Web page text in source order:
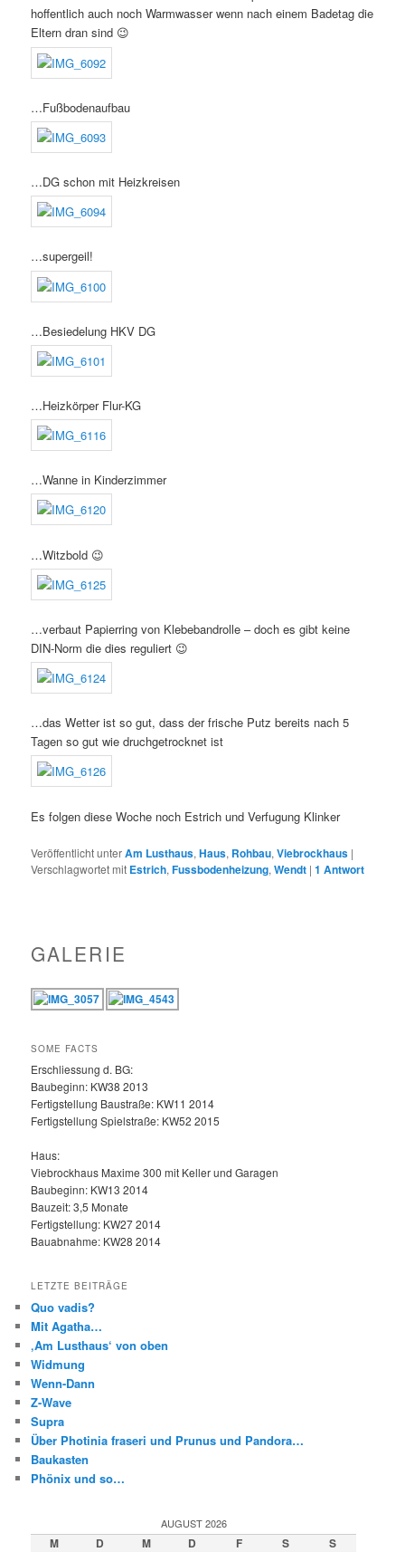
hoffentlich auch noch Warmwasser wenn nach einem Badetag die
Eltern dran sind 😉
…Fußbodenaufbau
…DG schon mit Heizkreisen
…supergeil!
…Besiedelung HKV DG
…Heizkörper Flur-KG
…Wanne in Kinderzimmer
…Witzbold 😉
…verbaut Papierring von Klebebandrolle – doch es gibt keine
DIN-Norm die dies reguliert 😉
…das Wetter ist so gut, dass der frische Putz bereits nach 5
Tagen so gut wie druchgetrocknet ist
Es folgen diese Woche noch Estrich und Verfugung Klinker
Veröffentlicht unterAm Lusthaus,Haus, Rohbau,Viebrockhaus |
Verschlagwortet mit Estrich,Fussbodenheizung,Wendt |1 Antwort
GALERIE
SOME FACTS
Erschliessung d. BG:
Baubeginn: KW38 2013
Fertigstellung Baustraße: KW11 2014
Fertigstellung Spielstraße: KW52 2015
Haus:
Viebrockhaus Maxime 300 mit Keller und Garagen
Baubeginn: KW13 2014
Bauzeit: 3,5 Monate
Fertigstellung: KW27 2014
Bauabnahme: KW28 2014
LETZTE BEITRÄGE
Quo vadis?
Mit Agatha…
‚Am Lusthaus‘ von oben
Widmung
Wenn-Dann
Z-Wave
Supra
Über Photinia fraseri und Prunus und Pandora…
Baukasten
Phönix und so…
AUGUST 2026
M D M D F S S